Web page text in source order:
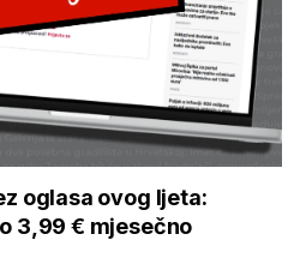
oglasa ovog ljeta:
3,99 € mjesečno